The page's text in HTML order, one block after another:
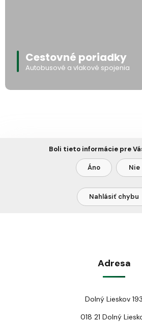
Cestovné poriadky
Autobusové a vlakové spojenia
Boli tieto informácie pre
Áno Nie
Nahlásiť chybu
Adresa
Dolný Lieskov 193
018 21 Dolný